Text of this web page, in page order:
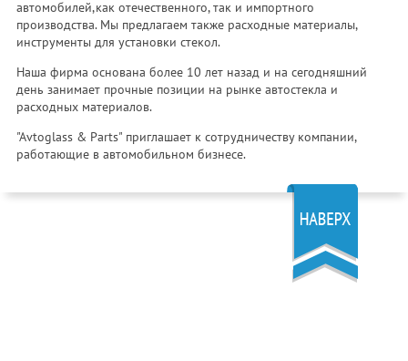
автомобилей,как отечественного, так и импортного
производства. Мы предлагаем также расходные материалы,
инструменты для установки стекол.
Наша фирма основана более 10 лет назад и на сегодняшний
день занимает прочные позиции на рынке автостекла и
расходных материалов.
"Avtoglass & Parts" приглашает к сотрудничеству компании,
работающие в автомобильном бизнесе.